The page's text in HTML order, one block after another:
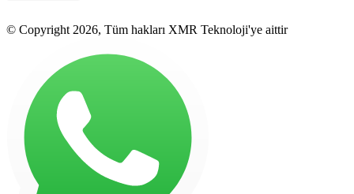
© Copyright 2026, Tüm hakları XMR Teknoloji'ye aittir